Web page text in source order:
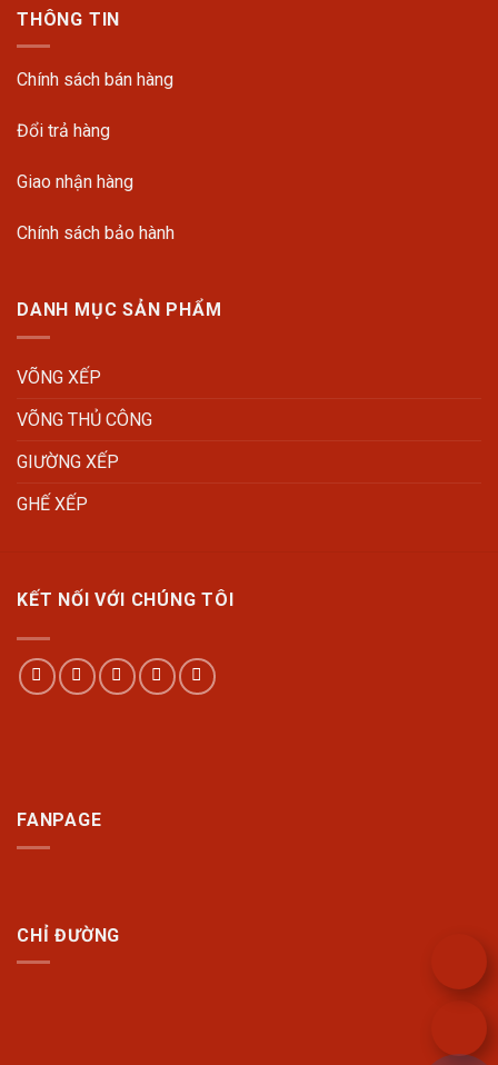
THÔNG TIN
Chính sách bán hàng
Đổi trả hàng
Giao nhận hàng
Chính sách bảo hành
DANH MỤC SẢN PHẨM
VÕNG XẾP
VÕNG THỦ CÔNG
GIƯỜNG XẾP
GHẾ XẾP
KẾT NỐI VỚI CHÚNG TÔI
FANPAGE
CHỈ ĐƯỜNG